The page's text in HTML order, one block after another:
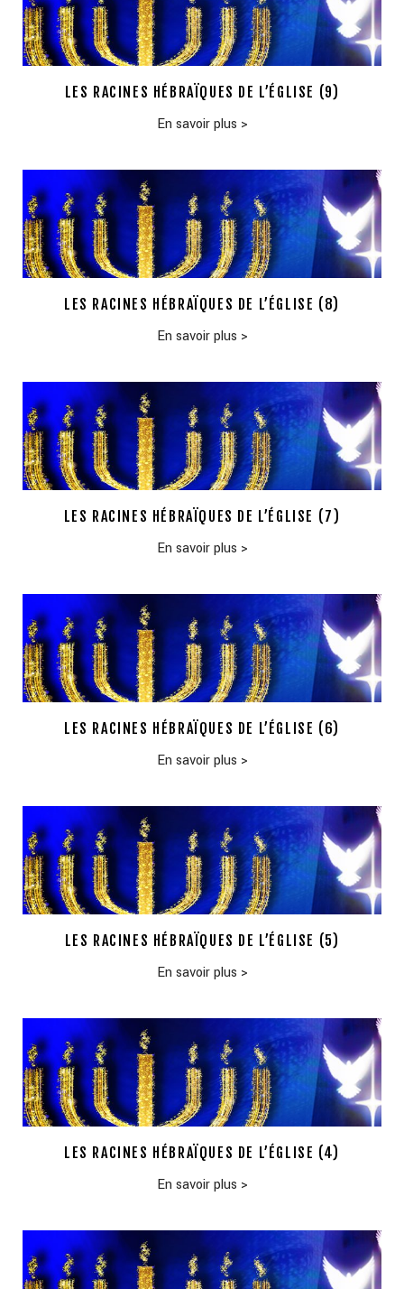
LES RACINES HÉBRAÏQUES DE L’ÉGLISE (9)
En savoir plus >
LES RACINES HÉBRAÏQUES DE L’ÉGLISE (8)
En savoir plus >
LES RACINES HÉBRAÏQUES DE L’ÉGLISE (7)
En savoir plus >
LES RACINES HÉBRAÏQUES DE L’ÉGLISE (6)
En savoir plus >
LES RACINES HÉBRAÏQUES DE L’ÉGLISE (5)
En savoir plus >
LES RACINES HÉBRAÏQUES DE L’ÉGLISE (4)
En savoir plus >